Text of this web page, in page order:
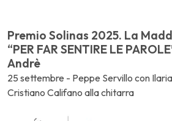
Premio Solinas 2025. La
“PER FAR SENTIRE LE
Andrè
25 settembre - Peppe Servillo con
Cristiano Califano alla chitarra